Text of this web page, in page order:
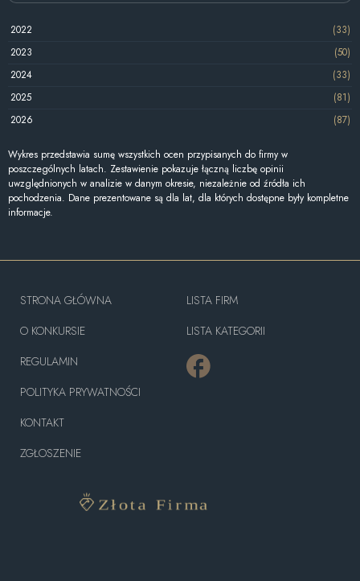
2022
(33)
2023
(50)
2024
(33)
2025
(81)
2026
(87)
Wykres przedstawia sumę wszystkich ocen przypisanych do firmy w
poszczególnych latach. Zestawienie pokazuje łączną liczbę opinii
uwzględnionych w analizie w danym okresie, niezależnie od źródła ich
pochodzenia. Dane prezentowane są dla lat, dla których dostępne były kompletne
informacje.
STRONA GŁÓWNA
O KONKURSIE
REGULAMIN
POLITYKA PRYWATNOŚCI
KONTAKT
ZGŁOSZENIE
LISTA FIRM
LISTA KATEGORII